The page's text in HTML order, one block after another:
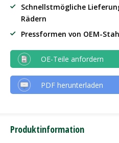
Schnellstmögliche
Rädern
Pressformen von OEM-
OE-Teile anfordern
PDF herunterladen
Produktinformation